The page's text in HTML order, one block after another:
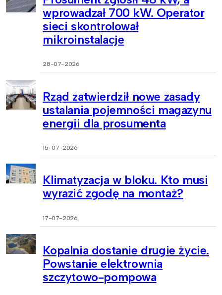
wprowadzał 700 kW. Operator
sieci skontrolował
mikroinstalacje
28-07-2026
Rząd zatwierdził nowe zasady
ustalania pojemności magazynu
energii dla prosumenta
15-07-2026
Klimatyzacja w bloku. Kto musi
wyrazić zgodę na montaż?
17-07-2026
Kopalnia dostanie drugie życie.
Powstanie elektrownia
szczytowo-pompowa